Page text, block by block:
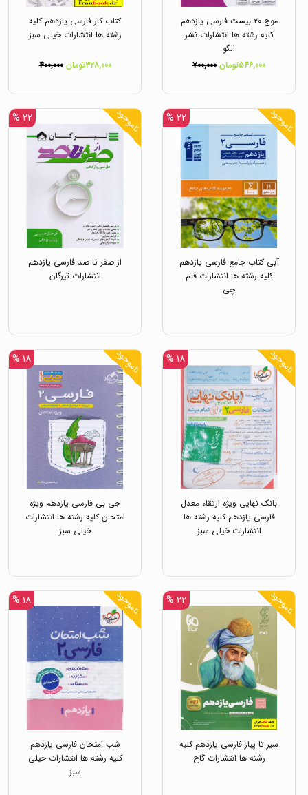
موج ۲۰ بیست فارسی یازدهم
کلیه رشته ها انتشارات نشر
الگو
۵۴۶,۰۰۰تومان
۷۰۰,۰۰۰
کتاب کار فارسی یازدهم کلیه
رشته ها انتشارات خیلی سبز
۳۲۸,۰۰۰تومان ۴۰۰,۰۰۰
ناموجود ۲۲ %
آبی کتاب جامع فارسی یازدهم
کلیه رشته ها انتشارات قلم
چی
ناموجود ۲۲ %
از صفر تا صد فارسی یازدهم
انتشارات تیرگان
ناموجود ۱۸ %
بانک نهایی ویژه ارتقاء معدل
فارسی یازدهم کلیه رشته ها
انتشارات خیلی سبز
ناموجود ۱۸ %
جی بی فارسی یازدهم ویژه
امتحان کلیه رشته ها انتشارات
خیلی سبز
ناموجود ۲۲ %
سیر تا پیاز فارسی یازدهم کلیه
رشته ها انتشارات گاج
ناموجود ۱۸ %
شب امتحان فارسی یازدهم
کلیه رشته ها انتشارات خیلی
سبز